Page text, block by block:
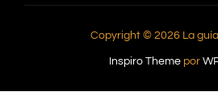
Copyright © 2026 La
Inspiro Themepor